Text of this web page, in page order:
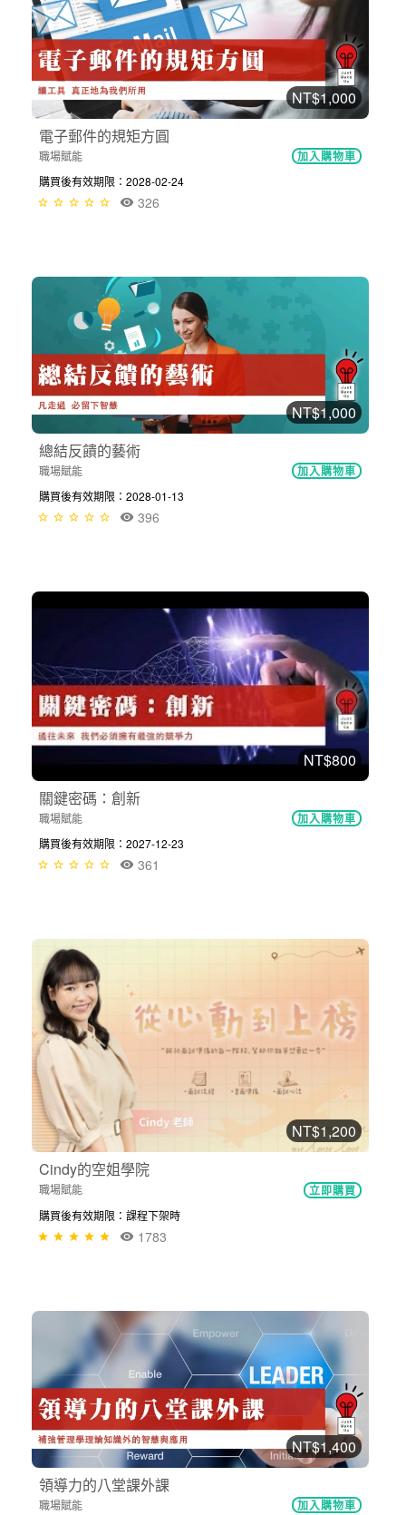
NT$1,000
電子郵件的規矩方圓
職場賦能 加入購物車
購買後有效期限：2028-02-24
326
NT$1,000
總結反饋的藝術
職場賦能 加入購物車
購買後有效期限：2028-01-13
396
NT$800
關鍵密碼：創新
職場賦能 加入購物車
購買後有效期限：2027-12-23
361
NT$1,200
Cindy的空姐學院
職場賦能 立即購買
購買後有效期限：課程下架時
1783
NT$1,400
領導力的八堂課外課
職場賦能 加入購物車